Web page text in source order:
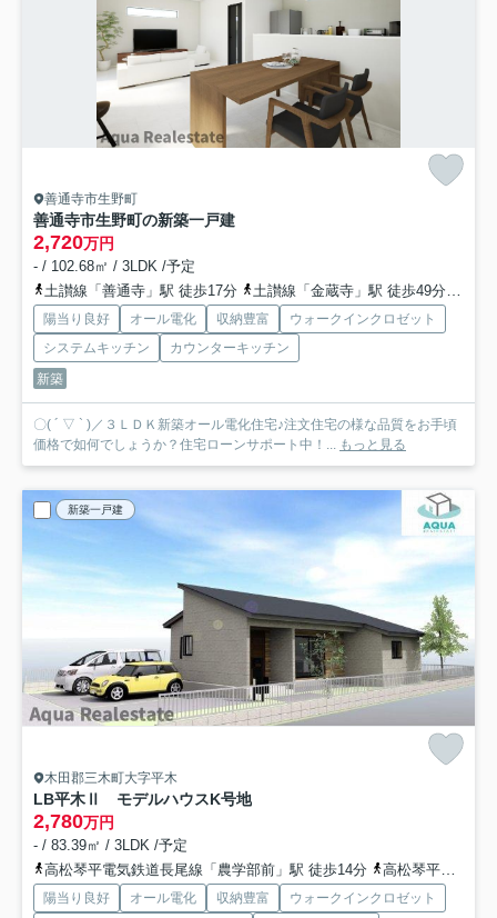
善通寺市生野町
善通寺市生野町の新築一戸建
2,720万円
- / 102.68㎡ / 3LDK /予定
土讃線「善通寺」駅 徒歩17分
土讃線「金蔵寺」駅 徒歩49分
陽当り良好 オール電化 収納豊富
ウォークインクロゼット
システムキッチン
カウンターキッチン
新築
〇( ´ ▽ ` )／３ＬＤＫ新築オール電化住宅♪注文住宅の様な品質をお手頃
価格で如何でしょうか？住宅ローンサポート中！... もっと見る
新築一戸建
木田郡三木町大字平木
LB平木Ⅱ モデルハウスK号地
2,780万円
- / 83.39㎡ / 3LDK /予定
高松琴平電気鉄道長尾線「農学部前」駅 徒歩14分
高松琴平電気鉄道長尾線「平木」駅 徒歩15分
陽当り良好 オール電化 収納豊富
ウォークインクロゼット